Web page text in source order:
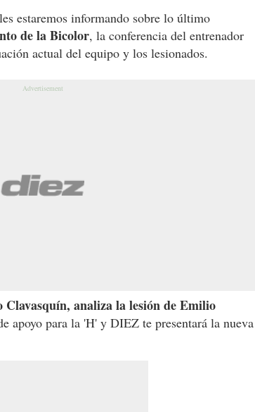
estaremos informando sobre lo último
de la Bicolor, la conferencia del entrenador
actual del equipo y los lesionados.
Clavasquín, analiza la lesión de Emilio
apoyo para la 'H' y DIEZ te presentará la nueva